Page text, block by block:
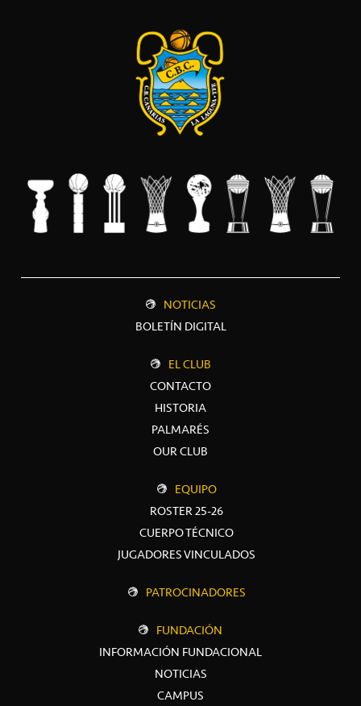
NOTICIAS
BOLETÍN DIGITAL
EL CLUB
CONTACTO
HISTORIA
PALMARÉS
OUR CLUB
EQUIPO
ROSTER 25-26
CUERPO TÉCNICO
JUGADORES VINCULADOS
PATROCINADORES
FUNDACIÓN
INFORMACIÓN FUNDACIONAL
NOTICIAS
CAMPUS